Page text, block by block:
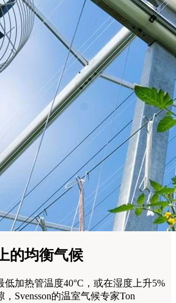
的均衡气候
加热管温度40°C，或在湿度上升5%
Svensson的温室气候专家Ton